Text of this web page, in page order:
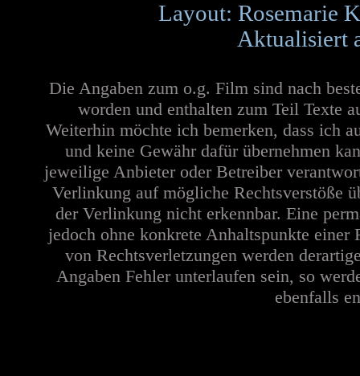
Layout: Rosemarie
Aktualisiert
Die Angaben zum o.g. Film sind nach
worden und enthalten zum Teil Texte
Weiterhin möchte ich bemerken, dass ich
und keine Gewähr dafür übernehmen
jeweilige Anbieter oder Betreiber
Verlinkung auf mögliche Rechtsverstöße
der Verlinkung nicht erkennbar. Eine
jedoch ohne konkrete Anhaltspunkte
von Rechtsverletzungen werden
Angaben Fehler unterlaufen sein, so
ebenfalls